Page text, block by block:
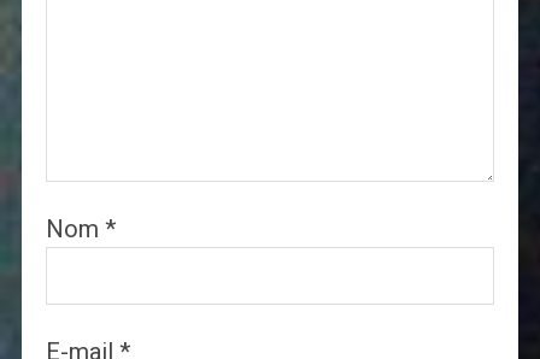
Nom *
E-mail *